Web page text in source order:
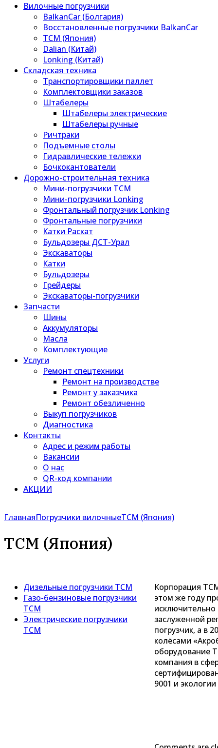
Вилочные погрузчики
BalkanCar (Болгария)
Восстановленные погрузчики BalkanCar
TCM (Япония)
Dalian (Китай)
Lonking (Китай)
Складская техника
Транспортировщики паллет
Комплектовщики заказов
Штабелеры
Штабелеры электрические
Штабелеры ручные
Ричтраки
Подъемные столы
Гидравлические тележки
Бочкокантователи
Дорожно-строительная техника
Мини-погрузчики TCM
Мини-погрузчики Lonking
Фронтальный погрузчик Lonking
Фронтальные погрузчики
Катки Раскат
Бульдозеры ДСТ-Урал
Экскаваторы
Катки
Бульдозеры
Грейдеры
Экскаваторы-погрузчики
Запчасти
Шины
Аккумуляторы
Масла
Комплектующие
Услуги
Ремонт спецтехники
Ремонт на производстве
Ремонт у заказчика
Ремонт обезличенно
Выкуп погрузчиков
Диагностика
Контакты
Адрес и режим работы
Вакансии
О нас
QR-код компании
АКЦИИ
ГлавнаяПогрузчики вилочныеTCM (Япония)
TCM (Япония)
Дизельные погрузчики TCM
Газо-бензиновые погрузчики
TCM
Электрические погрузчики
TCM
Корпорация
этом же году
исключительно
заслуженной
погрузчик, а в
колёсами
оборудование
компания в
9001 и